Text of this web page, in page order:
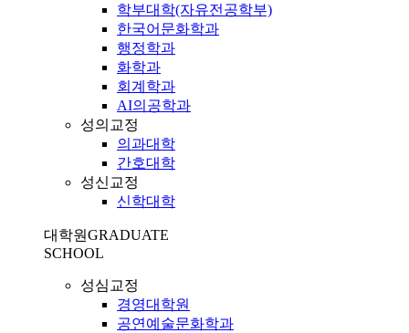
학부대학(자유전공학부)
한국어문화학과
행정학과
화학과
회계학과
AI의공학과
성의교정
의과대학
간호대학
성신교정
신학대학
대학원GRADUATE
SCHOOL
성심교정
경영대학원
공연예술문화학과